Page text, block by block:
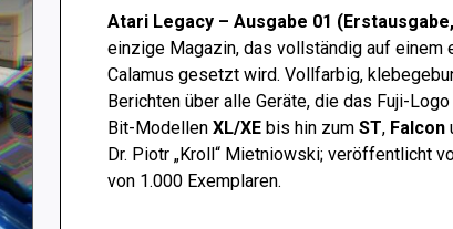
Atari Legacy – Ausgabe 01
einzige Magazin, das vollständig auf einem
Calamus gesetzt wird. Vollfarbig,
Berichten über alle Geräte, die das Fuji-
Bit-Modellen XL/XE bis hin zum ST, Falcon
Dr. Piotr „Kroll“ Mietniowski; veröffentlicht
von 1.000 Exemplaren.